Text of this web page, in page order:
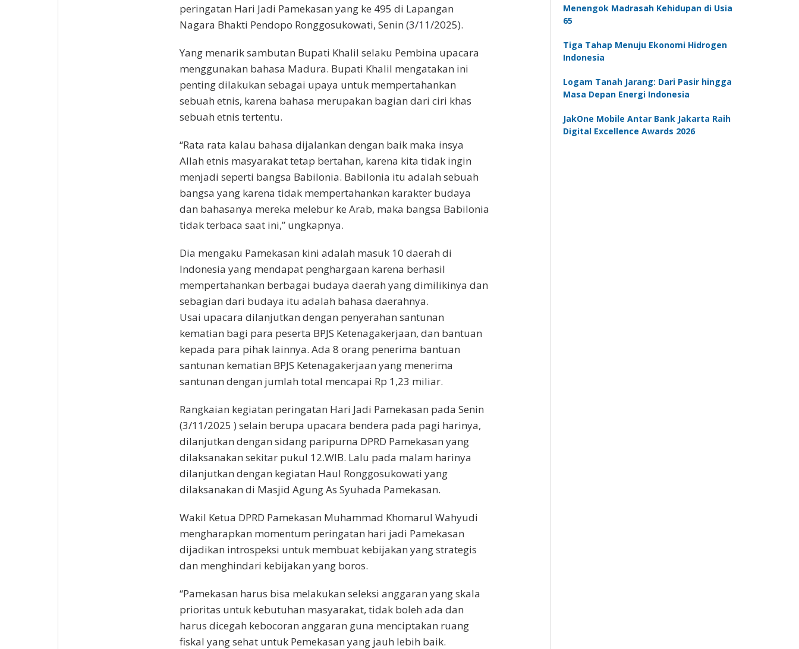
peringatan Hari Jadi Pamekasan yang ke 495 di Lapangan
Nagara Bhakti Pendopo Ronggosukowati, Senin (3/11/2025).
Yang menarik sambutan Bupati Khalil selaku Pembina upacara
menggunakan bahasa Madura. Bupati Khalil mengatakan ini
penting dilakukan sebagai upaya untuk mempertahankan
sebuah etnis, karena bahasa merupakan bagian dari ciri khas
sebuah etnis tertentu.
“Rata rata kalau bahasa dijalankan dengan baik maka insya
Allah etnis masyarakat tetap bertahan, karena kita tidak ingin
menjadi seperti bangsa Babilonia. Babilonia itu adalah sebuah
bangsa yang karena tidak mempertahankan karakter budaya
dan bahasanya mereka melebur ke Arab, maka bangsa Babilonia
tidak terbaca saat ini,” ungkapnya.
Dia mengaku Pamekasan kini adalah masuk 10 daerah di
Indonesia yang mendapat penghargaan karena berhasil
mempertahankan berbagai budaya daerah yang dimilikinya dan
sebagian dari budaya itu adalah bahasa daerahnya.
Usai upacara dilanjutkan dengan penyerahan santunan
kematian bagi para peserta BPJS Ketenagakerjaan, dan bantuan
kepada para pihak lainnya. Ada 8 orang penerima bantuan
santunan kematian BPJS Ketenagakerjaan yang menerima
santunan dengan jumlah total mencapai Rp 1,23 miliar.
Rangkaian kegiatan peringatan Hari Jadi Pamekasan pada Senin
(3/11/2025 ) selain berupa upacara bendera pada pagi harinya,
dilanjutkan dengan sidang paripurna DPRD Pamekasan yang
dilaksanakan sekitar pukul 12.WIB. Lalu pada malam harinya
dilanjutkan dengan kegiatan Haul Ronggosukowati yang
dilaksanakan di Masjid Agung As Syuhada Pamekasan.
Wakil Ketua DPRD Pamekasan Muhammad Khomarul Wahyudi
mengharapkan momentum peringatan hari jadi Pamekasan
dijadikan introspeksi untuk membuat kebijakan yang strategis
dan menghindari kebijakan yang boros.
“Pamekasan harus bisa melakukan seleksi anggaran yang skala
prioritas untuk kebutuhan masyarakat, tidak boleh ada dan
harus dicegah kebocoran anggaran guna menciptakan ruang
fiskal yang sehat untuk Pemekasan yang jauh lebih baik.
Menengok Madrasah Kehidupan di Usia
65
Tiga Tahap Menuju Ekonomi Hidrogen
Indonesia
Logam Tanah Jarang: Dari Pasir hingga
Masa Depan Energi Indonesia
JakOne Mobile Antar Bank Jakarta Raih
Digital Excellence Awards 2026